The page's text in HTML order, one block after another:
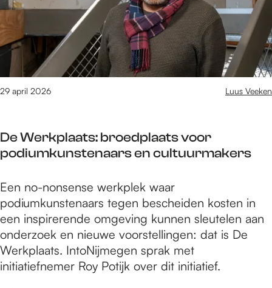
c
t
a
i
o
n
s
s
t
i
c
t
e
r
s
d
e
i
e
u
e
e
i
g
e
n
v
e
m
e
e
t
e
e
r
s
:
d
De Werkplaats: broedplaats voor
podiumkunstenaars en cultuurmakers
29 april 2026 Luus Veeken
D
e
W
e
r
k
Een no-nonsense werkplek waar
podiumkunstenaars tegen bescheiden kosten in
een inspirerende omgeving kunnen sleutelen aan
onderzoek en nieuwe voorstellingen: dat is De
Werkplaats. IntoNijmegen sprak met
initiatiefnemer Roy Potijk over dit initiatief.